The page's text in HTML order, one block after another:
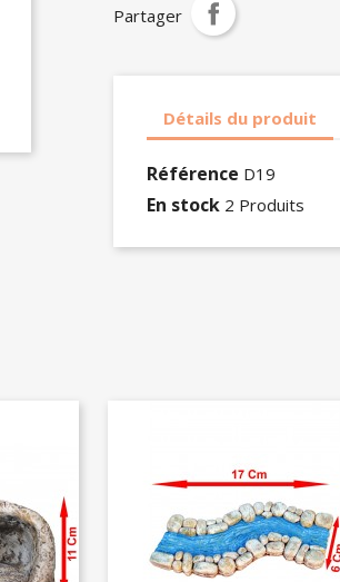
Partager
Détails du produit
Référence D19
En stock 2 Produits